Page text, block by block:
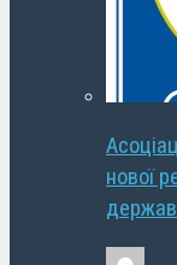
нової